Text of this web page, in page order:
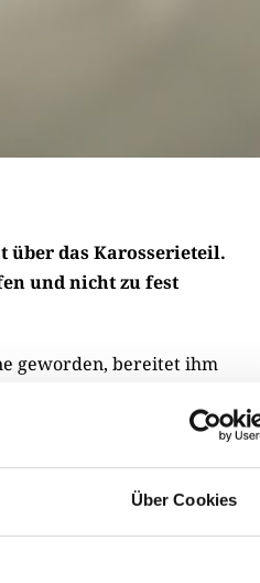
Über Cookies
über das Karosserieteil.
und nicht zu fest
geworden, bereitet ihm
Rezayi an seiner Arbeit.